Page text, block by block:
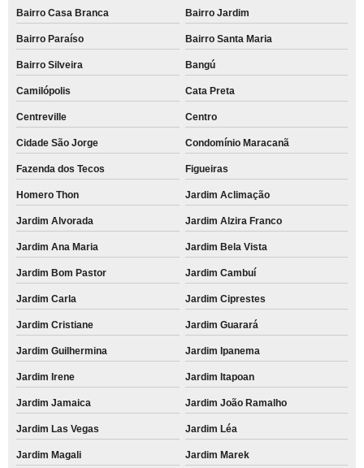
Bairro Casa Branca Bairro Jardim
Bairro Paraíso Bairro Santa Maria
Bairro Silveira Bangú
Camilópolis Cata Preta
Centreville Centro
Cidade São Jorge Condomínio Maracanã
Fazenda dos Tecos Figueiras
Homero Thon Jardim Aclimação
Jardim Alvorada Jardim Alzira Franco
Jardim Ana Maria Jardim Bela Vista
Jardim Bom Pastor Jardim Cambuí
Jardim Carla Jardim Ciprestes
Jardim Cristiane Jardim Guarará
Jardim Guilhermina Jardim Ipanema
Jardim Irene Jardim Itapoan
Jardim Jamaica Jardim João Ramalho
Jardim Las Vegas Jardim Léa
Jardim Magali Jardim Marek